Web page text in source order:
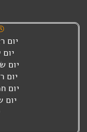
יום
יום שני
יום
יום
יום
יום שישי